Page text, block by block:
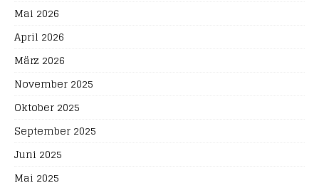
Mai 2026
April 2026
März 2026
November 2025
Oktober 2025
September 2025
Juni 2025
Mai 2025